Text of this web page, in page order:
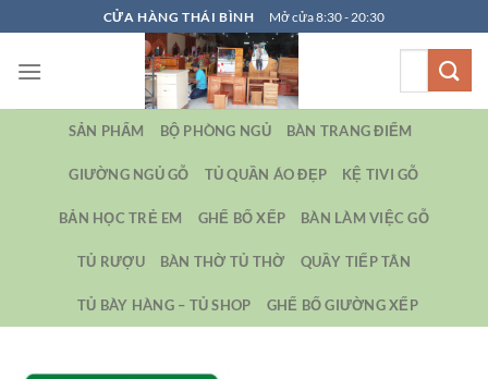
qua
nội
CỬA HÀNG THÁI BÌNH Mở cửa 8:30 - 20:30
SẢN PHẨM BỘ PHÒNG NGỦ BÀN TRANG ĐIỂM
GIƯỜNG NGỦ GỖ TỦ QUẦN ÁO ĐẸP KỆ TIVI GỖ
BẢN HỌC TRẺ EM GHẾ BỐ XẾP BÀN LÀM VIỆC GỖ
TỦ RƯỢU BÀN THỜ TỦ THỜ QUẦY TIẾP TÂN
TỦ BÀY HÀNG – TỦ SHOP GHẾ BỐ GIƯỜNG XẾP